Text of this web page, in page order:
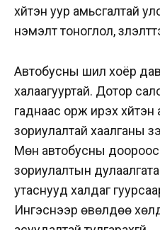
хүйтэн уур амьсгалтай
нэмэлт тоноглол,
Автобусны шил хоёр
халаагууртай. Дотор
гаднаас орж ирэх хүйтэн
зориулалтай хаалганы
Мөн автобусны доороос
зориулалтын
утаснууд халдаг
Ингэснээр өвөлдөө